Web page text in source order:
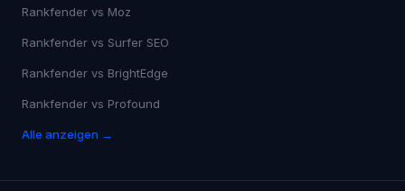
Rankfender vs Moz
Rankfender vs Surfer SEO
Rankfender vs BrightEdge
Rankfender vs Profound
Alle anzeigen →